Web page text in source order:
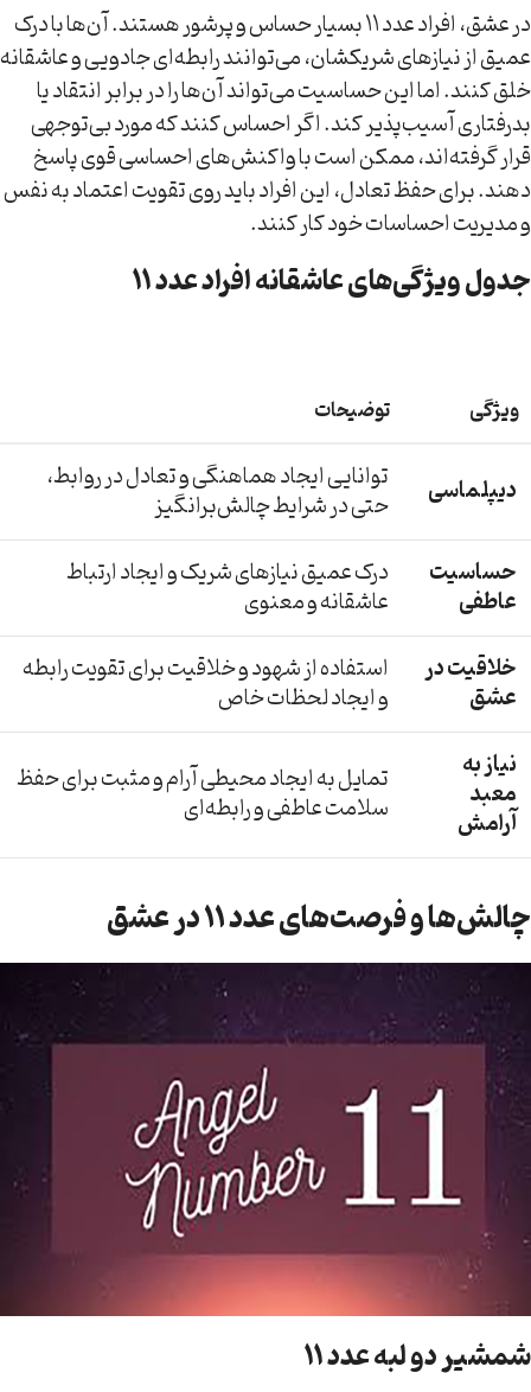
در عشق، افراد عدد ۱۱ بسیار حساس و پرشور هستند. آن‌ها با درک
عمیق از نیازهای شریکشان، می‌توانند رابطه‌ای جادویی و عاشقانه
خلق کنند. اما این حساسیت می‌تواند آن‌ها را در برابر انتقاد یا
بدرفتاری آسیب‌پذیر کند. اگر احساس کنند که مورد بی‌توجهی
قرار گرفته‌اند، ممکن است با واکنش‌های احساسی قوی پاسخ
دهند. برای حفظ تعادل، این افراد باید روی تقویت اعتماد به نفس
و مدیریت احساسات خود کار کنند.
جدول ویژگی‌های عاشقانه افراد عدد ۱۱
ویژگی توضیحات
دیپلماسی توانایی ایجاد هماهنگی و تعادل در روابط،
حتی در شرایط چالش‌برانگیز
حساسیت
عاطفی
درک عمیق نیازهای شریک و ایجاد ارتباط
عاشقانه و معنوی
خلاقیت در
عشق
استفاده از شهود و خلاقیت برای تقویت رابطه
و ایجاد لحظات خاص
نیاز به
معبد
آرامش
تمایل به ایجاد محیطی آرام و مثبت برای حفظ
سلامت عاطفی و رابطه‌ای
چالش‌ها و فرصت‌های عدد ۱۱ در عشق
شمشیر دو لبه عدد ۱۱